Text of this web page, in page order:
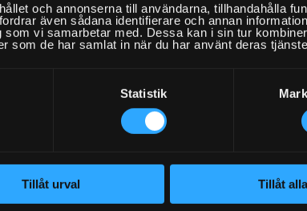
och annonserna till användarna, tillhandahålla
även sådana identifierare och annan
vi samarbetar med. Dessa kan i sin tur
som de har samlat in när du har använt deras
Statistik
Tillåt urval Tillåt
göra ytan ren och fri från damm innan
Den används efter slipning för att ta bort slipdamm